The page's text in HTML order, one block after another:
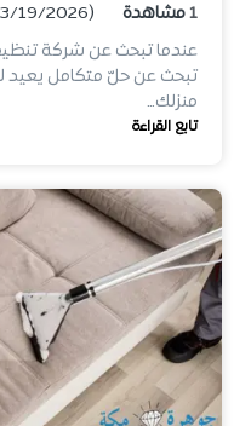
1مشاهدة
(3/19/2026)
عندما تبحث عن شركة
تبحث عن حلّ متكامل يعيد
منزلك…
تابع القراءة